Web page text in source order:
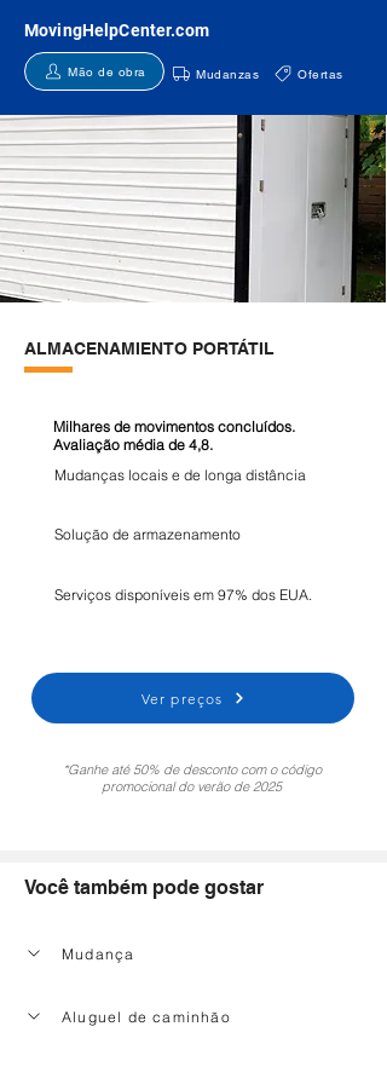
MovingHelpCenter.com
Mão de obra Mudanzas Ofertas
ALMACENAMIENTO PORTÁTIL
Milhares de movimentos concluídos.
Avaliação média de 4,8.
Mudanças locais e de longa distância
Solução de armazenamento
Serviços disponíveis em 97% dos EUA.
Ver preços
*Ganhe até 50% de desconto com o código
promocional do verão de 2025
Você também pode gostar
Mudança
Aluguel de caminhão